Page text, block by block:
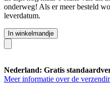
onderweg! Als er meer besteld
leverdatum.
In winkelmandje
Nederland: Gratis
Meer informatie over de